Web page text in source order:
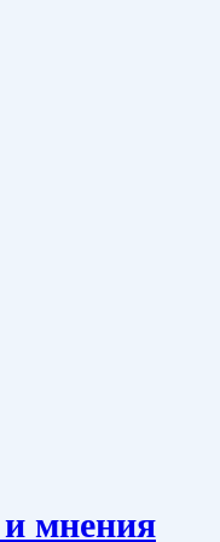
мнения